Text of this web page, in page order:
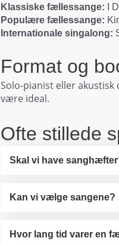
Klassiske fællessange: I
Populære fællessange:
Internationale singalong:
Format og
Solo-pianist eller
være ideal.
Ofte stillede
Skal vi have
Kan vi vælge sangene?
Hvor lang tid varer en